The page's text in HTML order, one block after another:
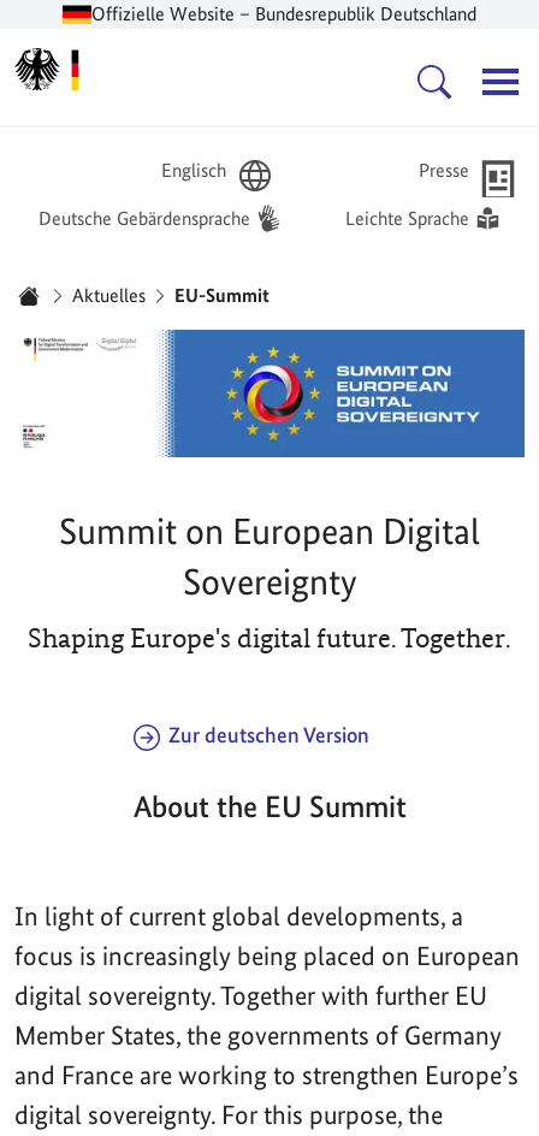
Offizielle Website – Bundesrepublik Deutschland
Englisch Presse
Deutsche Gebärdensprache Leichte Sprache
Aktuelles EU-Summit
Summit on European Digital
Sovereignty
Shaping Europe's digital future. Together.
Zur deutschen Version
About the EU Summit
In light of current global developments, a
focus is increasingly being placed on European
digital sovereignty. Together with further EU
Member States, the governments of Germany
and France are working to strengthen Europe’s
digital sovereignty. For this purpose, the